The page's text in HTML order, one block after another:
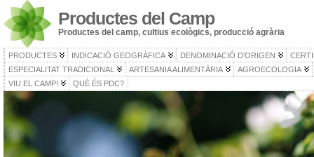
Productes del Camp
Productes del camp, cultius ecològics, producció agrària
PRODUCTES INDICACIÓ GEOGRÀFICA DENOMINACIÓ D’ORIGEN
ESPECIALITAT TRADICIONAL
ARTESANIA ALIMENTÀRIA
AGROECOLOGIA
VIU EL CAMP!
QUÈ ÉS PDC?